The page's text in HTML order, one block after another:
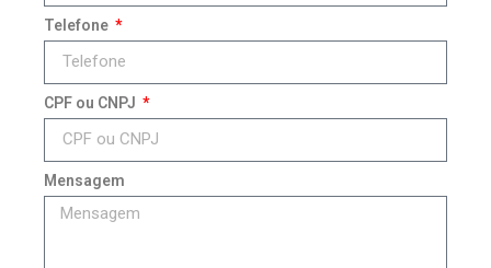
Telefone
CPF ou CNPJ
Mensagem